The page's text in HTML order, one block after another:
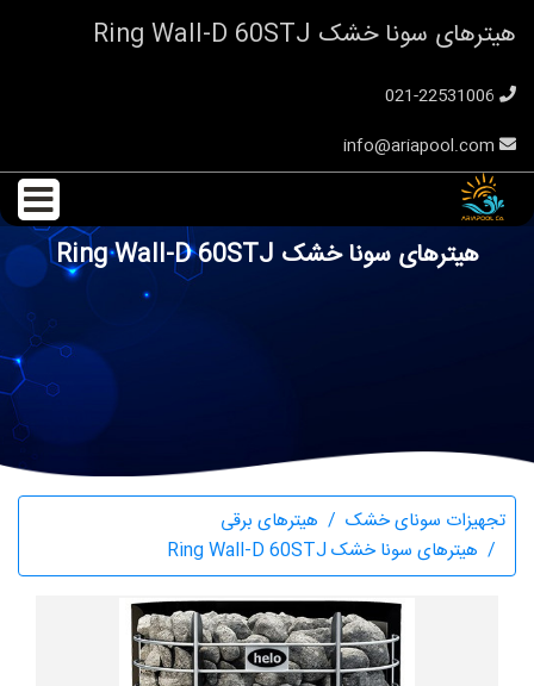
هیترهای سونا خشک Ring Wall-D 60STJ
هیترهای سونا خشک Ring Wall-D 60STJ
تجهیزات سونای خشک
هیترهای برقی
هیترهای سونا خشک Ring Wall-D 60STJ